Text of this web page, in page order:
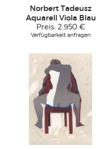
Norbert Tadeusz
Aquarell Viola Blau
Preis: 2.950 €
Verfügbarkeit anfragen